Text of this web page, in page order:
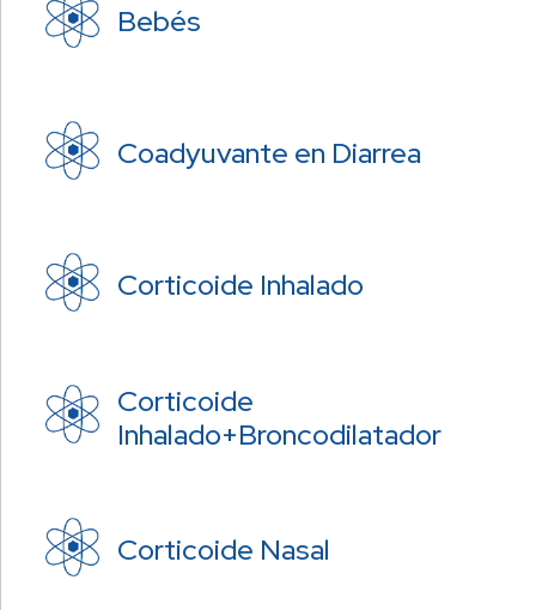
Bebés
Coadyuvante en Diarrea
Corticoide Inhalado
Corticoide
Inhalado+Broncodilatador
Corticoide Nasal